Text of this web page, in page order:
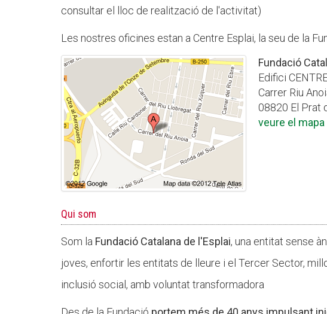
consultar el lloc de realització de l'activitat)
Les nostres oficines estan a Centre Esplai, la seu de la
Fundació
Edifici
Carrer Riu
08820 El Prat
veure el mapa
Qui som
Som la Fundació Catalana de l'Esplai, una entitat sense
joves, enfortir les entitats de lleure i el Tercer Sector,
inclusió social, amb voluntat transformadora